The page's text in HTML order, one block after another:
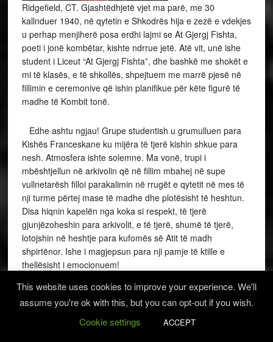
Ridgefield, CT. Gjashtëdhjetë vjet ma parë, me 30
kallnduer 1940, në qytetin e Shkodrës hija e zezë e vdekjes
u perhap menjiherë posa erdhi lajmi se At Gjergj Fishta,
poeti i jonë kombëtar, kishte ndrrue jetë. Atë vit, unë ishe
student i Liceut “At Gjergj Fishta”, dhe bashkë me shokët e
mi të klasës, e të shkollës, shpejtuem me marrë pjesë në
fillimin e ceremonive që ishin planifikue për këte figurë të
madhe të Kombit tonë.
Edhe ashtu ngjau! Grupe studentish u grumulluen para
Kishës Franceskane ku mijëra të tjerë kishin shkue para
nesh. Atmosfera ishte solemne. Ma vonë, trupi i
mbështjellun në arkivolin që në fillim mbahej në supe
vullnetarësh filloi parakalimin në rrugët e qytetit në mes të
nji turme përtej mase të madhe dhe plotësisht të heshtun.
Disa hiqnin kapelën nga koka si respekt, të tjerë
gjunjëzoheshin para arkivolit, e të tjerë, shumë të tjerë,
lotojshin në heshtje para kufomës së Atit të madh
shpirtënor. Ishe i magjepsun para nji pamje të ktille e
thellësisht i emocionuem!
Fishten –ashtu e quejshim na e që të gjithë e njihshin
vetëm nga mbiemni,- e kam njohë që në klasët fillore, në
shkrimet e tia epike, tragjike, lirike dhe satirike: ishte figurë
This website uses cookies to improve your experience. We'll
assume you're ok with this, but you can opt-out if you wish.
Cookie settings
ACCEPT